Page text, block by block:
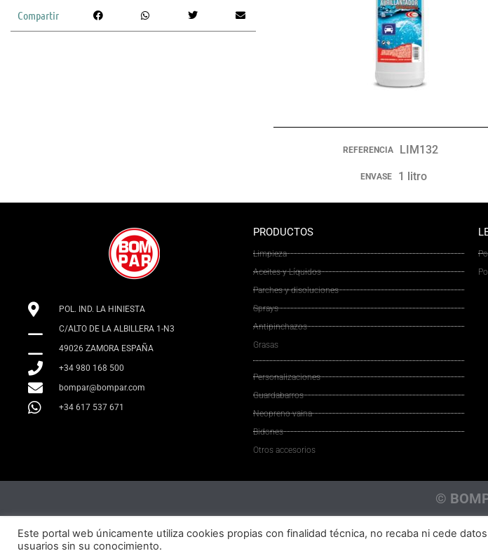
Compartir
REFERENCIA LIM132
ENVASE 1 litro
POL. IND. LA HINIESTA
C/ALTO DE LA ALBILLERA 1-N3
49026 ZAMORA ESPAÑA
+34 980 168 500
bompar@bompar.com
+34 617 537 671
PRODUCTOS
Limpieza
Aceites y Líquidos
Parches y disoluciones
Sprays
Antipinchazos
Grasas
Personalizaciones
Guardabarros
Neopreno vaina
Bidones
Otros accesorios
©
Este portal web únicamente utiliza cookies propias con finalidad técnica, no recaba ni cede
usuarios sin su conocimiento.